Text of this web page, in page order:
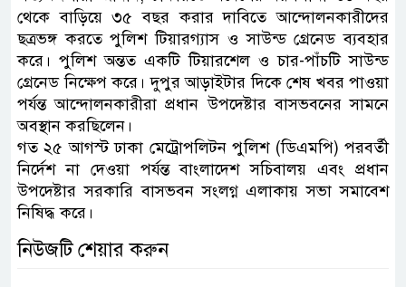
থেকে বাড়িয়ে ৩৫ বছর করার দাবিতে আন্দোলনকারীদের
ছত্রভঙ্গ করতে পুলিশ টিয়ারগ্যাস ও সাউন্ড গ্রেনেড ব্যবহার
করে। পুলিশ অন্তত একটি টিয়ারশেল ও চার-পাঁচটি সাউন্ড
গ্রেনেড নিক্ষেপ করে। দুপুর আড়াইটার দিকে শেষ খবর পাওয়া
পর্যন্ত আন্দোলনকারীরা প্রধান উপদেষ্টার বাসভবনের সামনে
অবস্থান করছিলেন।
গত ২৫ আগস্ট ঢাকা মেট্রোপলিটন পুলিশ (ডিএমপি) পরবর্তী
নির্দেশ না দেওয়া পর্যন্ত বাংলাদেশ সচিবালয় এবং প্রধান
উপদেষ্টার সরকারি বাসভবন সংলগ্ন এলাকায় সভা সমাবেশ
নিষিদ্ধ করে।
নিউজটি শেয়ার করুন